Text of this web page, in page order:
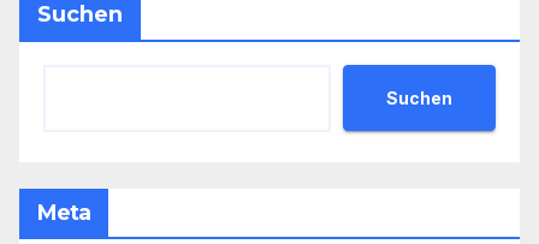
Suchen
Suchen
Meta